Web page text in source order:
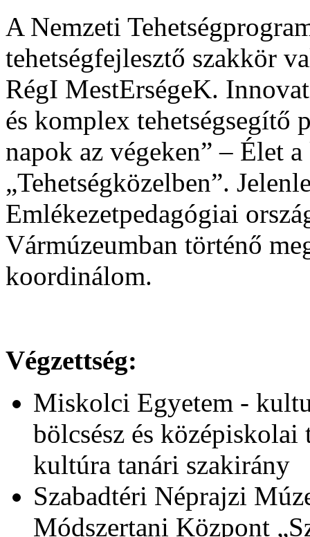
A Nemzeti
tehetségfejlesztő szakkör
RégI MestErségeK.
és komplex tehetségsegítő
napok az végeken” – Élet
„Tehetségközelben”.
Emlékezetpedagógiai
Vármúzeumban történő
koordinálom.
Végzettség:
Miskolci Egyetem -
bölcsész és
kultúra tanári szakirány
Szabadtéri Néprajzi
Módszertani Központ